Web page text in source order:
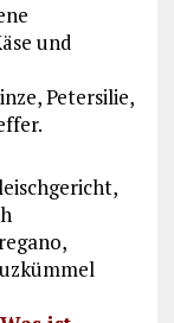
und
Petersilie,